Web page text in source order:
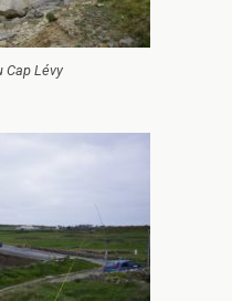
Cap Lévy